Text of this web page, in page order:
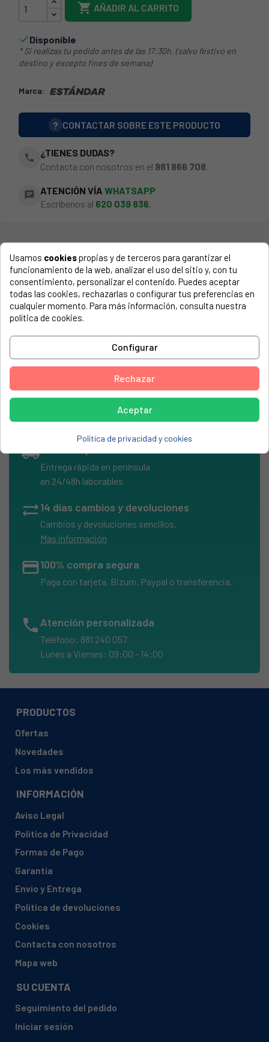
 AÑADIR AL CARRITO
Disponible
* Si realizas tu pedido antes de las 17:30h. (salvo festivo en
destino y excepto fines de semana)
Marca:
? CONTACTAR SOBRE ESTE PRODUCTO
phone
¿TIENES DUDAS?
Contacta con nosotros en el 981 866 708
chat ATENCIÓN VÍA WHATSAPP
Escríbenos al 620 039 836.
COMPATIBLE CON...
El número de modelo lo encontrarás en la etiqueta de tu
electrodoméstico. Suele estar formado por números y
letras.
MOTOR ASPIRADOR UNIVERSAL 1200W. ALTURA: 115 MM,
Ø130 MM. 1200W, 230V, 50HZ.
local_shipping
Entrega rápida en península
en 24/48h laborables
sync_alt14 días cambios y devoluciones
Cambios y devoluciones sencillos.
Más información
credit_card100% compra segura
Paga con tarjeta, Bizum, Paypal o transferencia.
phone Atención personalizada
Teléfono: 881 240 057
Lunes a Viernes: 09:00 - 14:00
PRODUCTOS
Ofertas
Novedades
Los más vendidos
INFORMACIÓN
Aviso Legal
Política de Privacidad
Formas de Pago
Garantía
Envío y Entrega
Política de devoluciones
Cookies
Contacta con nosotros
Mapa web
SU CUENTA
Seguimiento del pedido
Iniciar sesión
Usamos cookiespropias y de terceros para garantizar el
funcionamiento de la web, analizar el uso del sitio y, con tu
consentimiento, personalizar el contenido. Puedes aceptar
todas las cookies, rechazarlas o configurar tus preferencias en
cualquier momento. Para más información, consulta nuestra
política de cookies.
Configurar
Rechazar
Aceptar
Política de privacidad y cookies